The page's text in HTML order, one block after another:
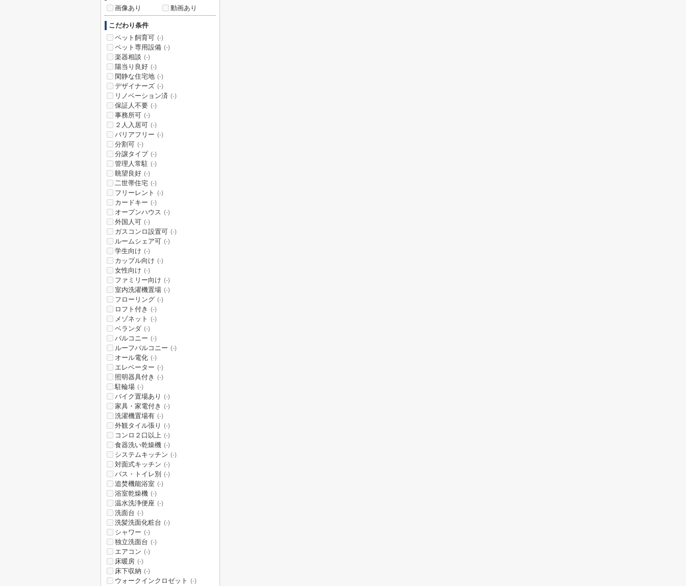
画像あり
動画あり
こだわり条件
ペット飼育可 (-)
ペット専用設備 (-)
楽器相談 (-)
陽当り良好 (-)
閑静な住宅地 (-)
デザイナーズ (-)
リノベーション済 (-)
保証人不要 (-)
事務所可 (-)
２人入居可 (-)
バリアフリー (-)
分割可 (-)
分譲タイプ (-)
管理人常駐 (-)
眺望良好 (-)
二世帯住宅 (-)
フリーレント (-)
カードキー (-)
オープンハウス (-)
外国人可 (-)
ガスコンロ設置可 (-)
ルームシェア可 (-)
学生向け (-)
カップル向け (-)
女性向け (-)
ファミリー向け (-)
室内洗濯機置場 (-)
フローリング (-)
ロフト付き (-)
メゾネット (-)
ベランダ (-)
バルコニー (-)
ルーフバルコニー (-)
オール電化 (-)
エレベーター (-)
照明器具付き (-)
駐輪場 (-)
バイク置場あり (-)
家具・家電付き (-)
洗濯機置場有 (-)
外観タイル張り (-)
コンロ２口以上 (-)
食器洗い乾燥機 (-)
システムキッチン (-)
対面式キッチン (-)
バス・トイレ別 (-)
追焚機能浴室 (-)
浴室乾燥機 (-)
温水洗浄便座 (-)
洗面台 (-)
洗髪洗面化粧台 (-)
シャワー (-)
独立洗面台 (-)
エアコン (-)
床暖房 (-)
床下収納 (-)
ウォークインクロゼット (-)